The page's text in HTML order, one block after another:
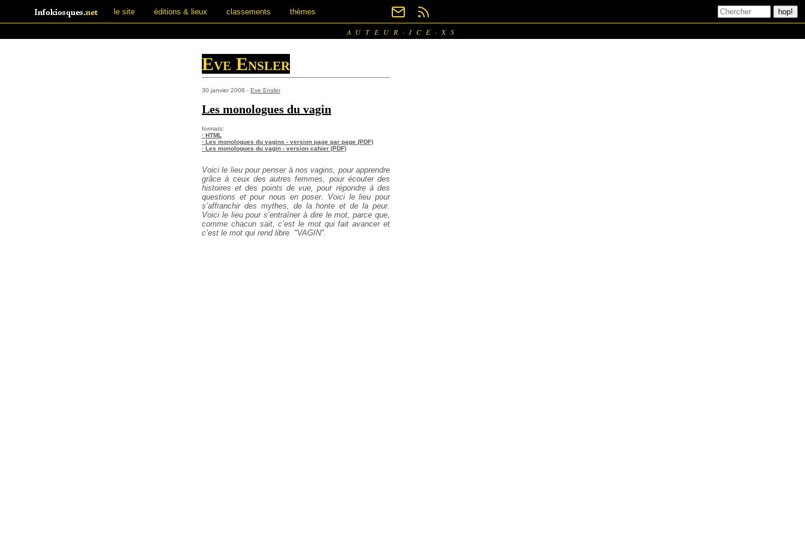
le site éditions & lieux classements thèmes
AUTEUR·ICE·XS
Eve Ensler
30 janvier 2008 - Eve Ensler
Les monologues du vagin
formats:
· HTML
· Les monologues du vagins - version page par page (PDF)
· Les monologues du vagin - version cahier (PDF)
Voici le lieu pour penser à nos vagins, pour apprendre
grâce à ceux des autres femmes, pour écouter des
histoires et des points de vue, pour répondre à des
questions et pour nous en poser. Voici le lieu pour
s’affranchir des mythes, de la honte et de la peur.
Voici le lieu pour s’entraîner à dire le mot, parce que,
comme chacun sait, c’est le mot qui fait avancer et
c’est le mot qui rend libre. "VAGIN".